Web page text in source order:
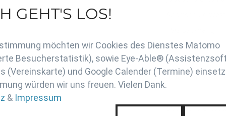
TV Wiblingen
TSG Reutlingen
JudoTeam
Sportschule
GEHT'S LOS!
möchten wir Cookies des Dienstes Matomo
Besucherstatistik), sowie Eye-Able®
(Vereinskarte) und Google Calender (Termine)
würden wir uns freuen. Vielen Dank.
& Impressum